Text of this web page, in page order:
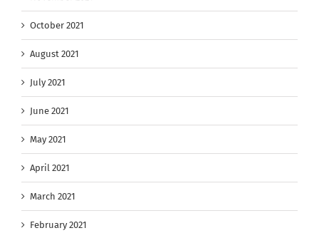
October 2021
August 2021
July 2021
June 2021
May 2021
April 2021
March 2021
February 2021